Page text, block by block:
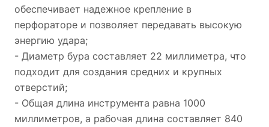
обеспечивает надежное крепление в
перфораторе и позволяет передавать высокую
энергию удара;
- Диаметр бура составляет 22 миллиметра, что
подходит для создания средних и крупных
отверстий;
- Общая длина инструмента равна 1000
миллиметров, а рабочая длина составляет 840